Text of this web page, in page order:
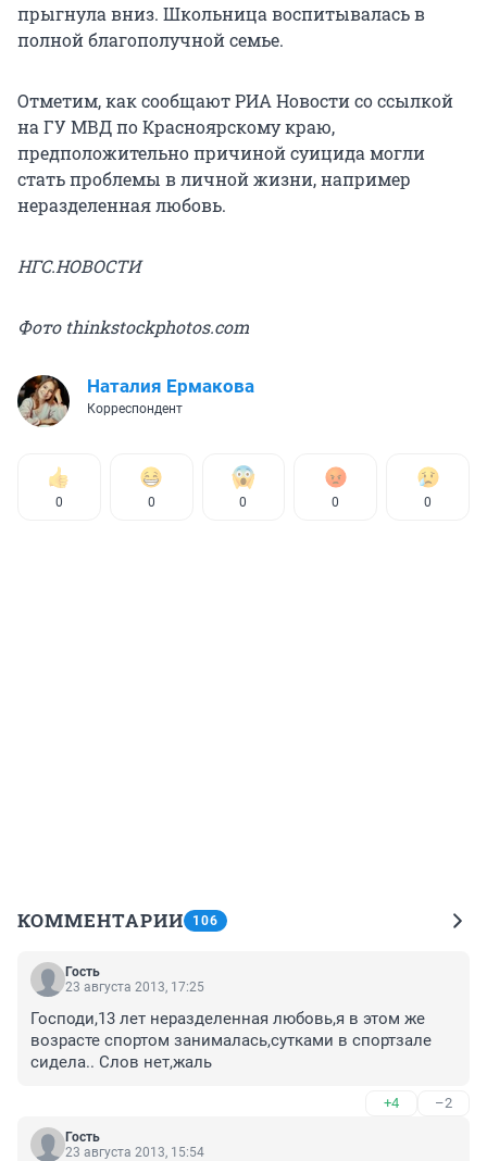
прыгнула вниз. Школьница воспитывалась в
полной благополучной семье.
Отметим, как сообщают РИА Новости со ссылкой
на ГУ МВД по Красноярскому краю,
предположительно причиной суицида могли
стать проблемы в личной жизни, например
неразделенная любовь.
НГС.НОВОСТИ
Фото thinkstockphotos.com
Наталия Ермакова
Корреспондент
0 0 0 0 0
КОММЕНТАРИИ 106
Гость
23 августа 2013, 17:25
Господи,13 лет неразделенная любовь,я в этом же
возрасте спортом занималась,сутками в спортзале
сидела.. Слов нет,жаль
+4 –2
Гость
23 августа 2013, 15:54